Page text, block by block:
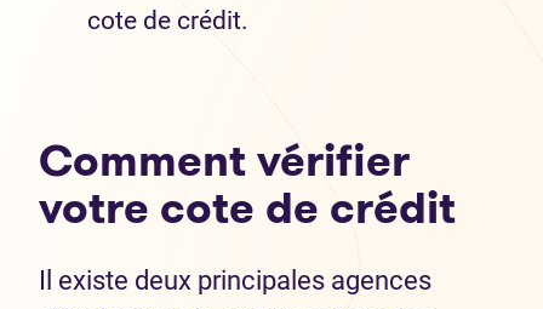
cote de crédit.
Comment vérifier
votre cote de crédit
Il existe deux principales agences